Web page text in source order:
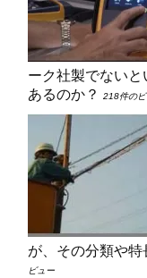
ーク社製でない
あるのか？
218件の
が、その分類や
ビュー